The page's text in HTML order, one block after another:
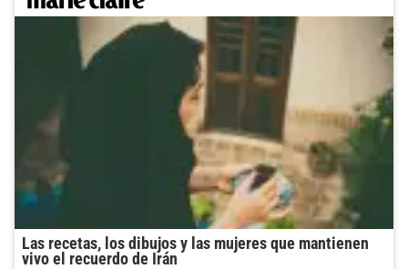
Las recetas, los dibujos y las mujeres que mantienen
vivo el recuerdo de Irán